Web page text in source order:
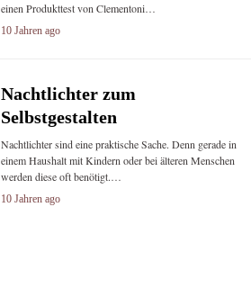
einen Produkttest von Clementoni…
10 Jahren ago
Nachtlichter zum
Selbstgestalten
Nachtlichter sind eine praktische Sache. Denn gerade in
einem Haushalt mit Kindern oder bei älteren Menschen
werden diese oft benötigt.…
10 Jahren ago